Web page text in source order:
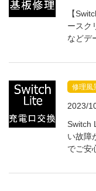
【
ースク
などデ
修理風
2023/
Switch
い故障
でご安